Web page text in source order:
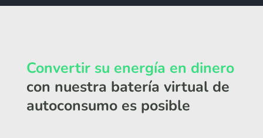
Convertir su energía en dinero
con nuestra batería virtual de
autoconsumo es posible